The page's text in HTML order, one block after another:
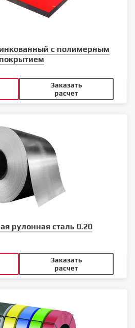
с полимерным
покрытием
Заказать
расчет
рулонная сталь 0.20
Заказать
расчет